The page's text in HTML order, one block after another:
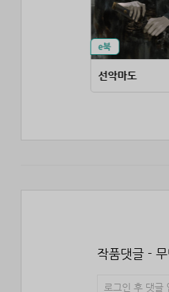
선악마도
작품댓글 - 무
로그인 후 댓글